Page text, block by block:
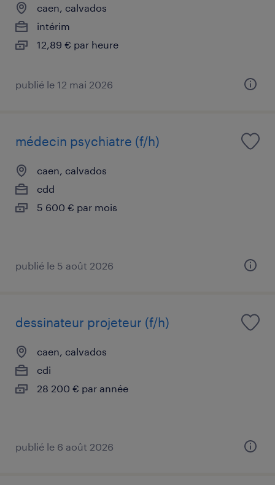
caen, calvados
intérim
12,89 € par heure
publié le 12 mai 2026
médecin psychiatre (f/h)
caen, calvados
cdd
5 600 € par mois
publié le 5 août 2026
dessinateur projeteur (f/h)
caen, calvados
cdi
28 200 € par année
publié le 6 août 2026